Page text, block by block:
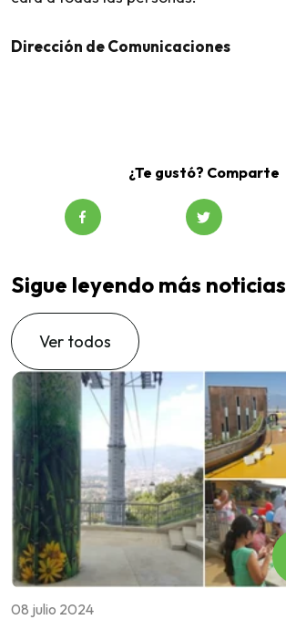
Dirección de Comunicaciones
¿Te gustó? Comparte
Sigue leyendo más noticias
Ver todos
08 julio 2024